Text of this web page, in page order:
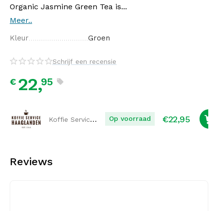
Organic Jasmine Green Tea is...
Meer..
Kleur Groen
Schrijf een recensie
€ 22,95
Koffie Service Haaglanden Op voorraad €22,95
Reviews